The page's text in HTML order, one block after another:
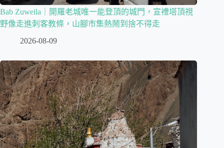
Bab Zuweila｜開羅老城唯一能登頂的城門，宣禮塔頂視
野像走進刺客教條，山腳市集熱鬧到捨不得走
2026-08-09